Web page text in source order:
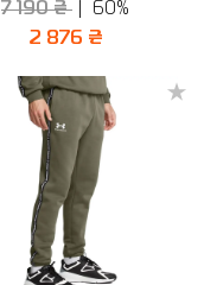
7 190 ₴ 60%
2 876 ₴